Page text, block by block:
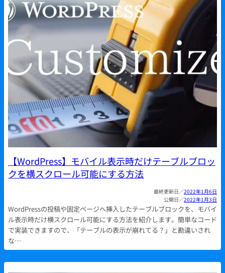
【WordPress】モバイル表示時だけテーブルブロッ
クを横スクロール可能にする方法
2022年1月6日
2022年1月3日
WordPressの投稿や固定ページへ挿入したテーブルブロックを、モバイ
ル表示時だけ横スクロール可能にする方法を紹介します。簡単なコード
で実装できますので、「テーブルの表示が崩れてる？」と勘違いされ
な…